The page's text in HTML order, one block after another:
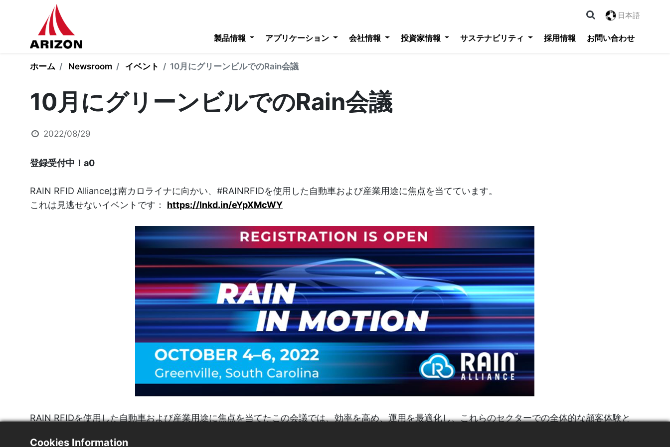
製品情報 アプリケーション 会社情報 投資家情報 サステナビリティ 採用情報 お問い合わせ
日本語
ホーム Newsroom イベント 10月にグリーンビルでのRain会議
10月にグリーンビルでのRain会議
2022/08/29
登録受付中！a0
RAIN RFID Allianceは南カロライナに向かい、#RAINRFIDを使用した自動車および産業用途に焦点を当てています。
これは見逃せないイベントです： https://lnkd.in/eYpXMcWY
RAIN RFIDを使用した自動車および産業用途に焦点を当てたこの会議では、効率を高め、運用を最適化し、これらのセクターでの全体的な顧客体験と
Cookies Information